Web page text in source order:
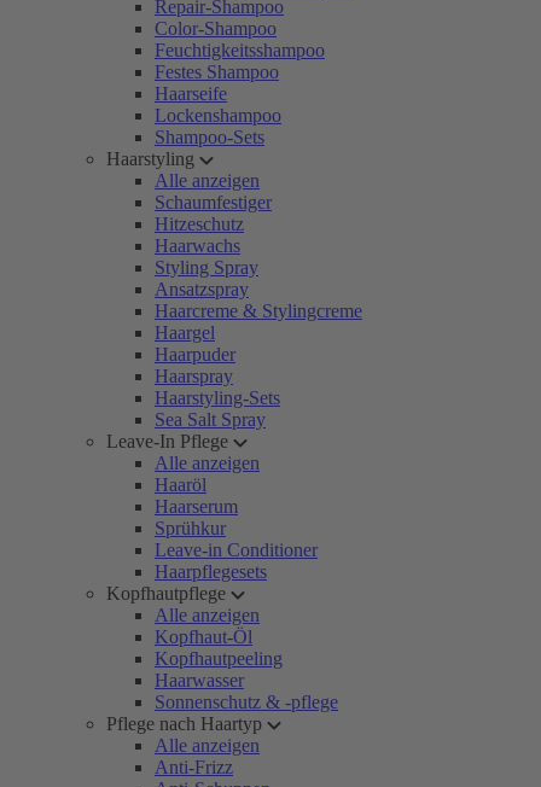
Repair-Shampoo
Color-Shampoo
Feuchtigkeitsshampoo
Festes Shampoo
Haarseife
Lockenshampoo
Shampoo-Sets
Haarstyling
Alle anzeigen
Schaumfestiger
Hitzeschutz
Haarwachs
Styling Spray
Ansatzspray
Haarcreme & Stylingcreme
Haargel
Haarpuder
Haarspray
Haarstyling-Sets
Sea Salt Spray
Leave-In Pflege
Alle anzeigen
Haaröl
Haarserum
Sprühkur
Leave-in Conditioner
Haarpflegesets
Kopfhautpflege
Alle anzeigen
Kopfhaut-Öl
Kopfhautpeeling
Haarwasser
Sonnenschutz & -pflege
Pflege nach Haartyp
Alle anzeigen
Anti-Frizz